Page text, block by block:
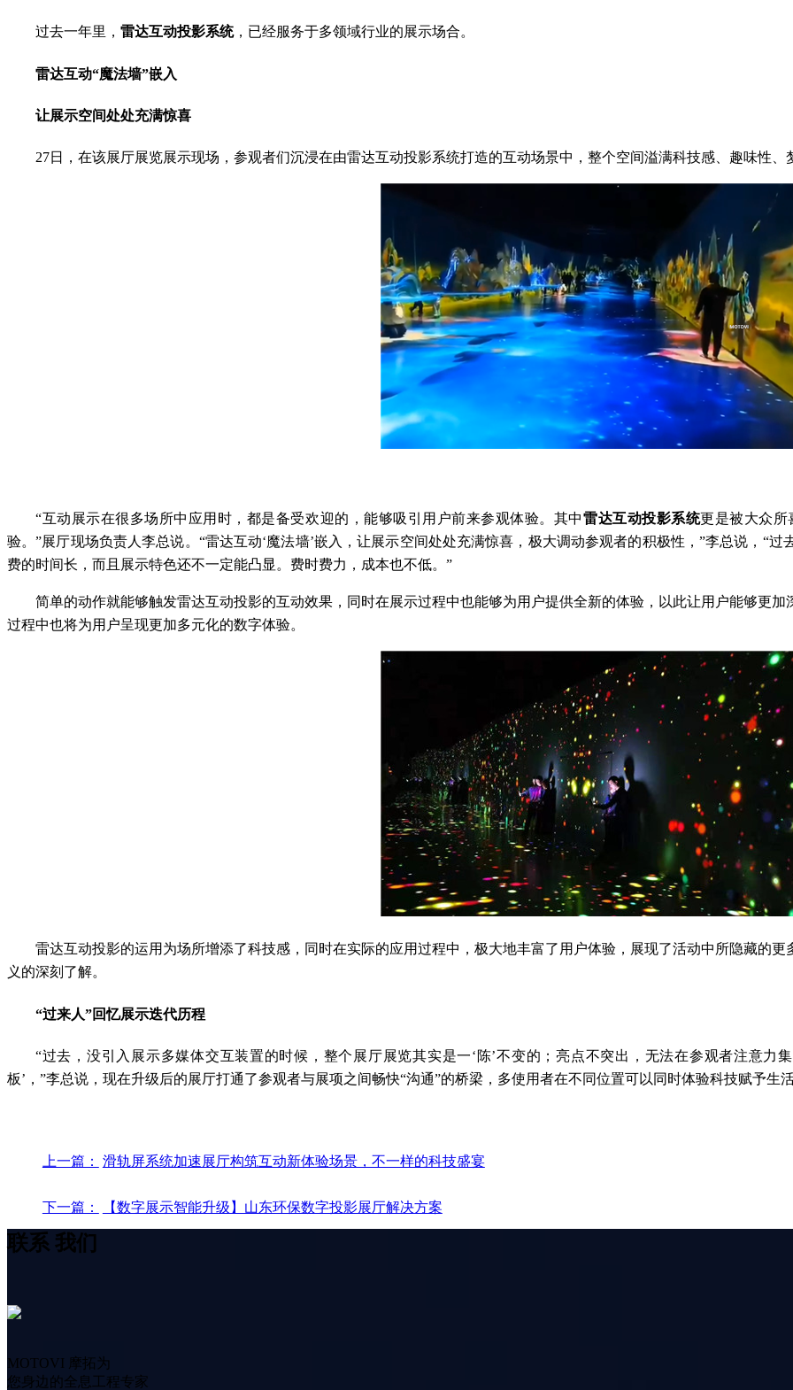
过去一年里， 雷达互动投影系统，已经服务于多领域行业的展示场合。
雷达互动“魔法墙”嵌入
让展示空间处处充满惊喜
27日，在该展厅展览展示现场，参观者们沉浸在由雷达互动投影系统打造的互动场景中，整个空间溢满科技感、趣味性、
“互动展示在很多场所中应用时，都是备受欢迎的，能够吸引用户前来参观体验。其中雷达互动投影系统更是被大众所
验。”展厅现场负责人李总说。“雷达互动‘魔法墙’嵌入，让展示空间处处充满惊喜，极大调动参观者的积极性，”李总说，“
费的时间长，而且展示特色还不一定能凸显。费时费力，成本也不低。”
简单的动作就能够触发雷达互动投影的互动效果，同时在展示过程中也能够为用户提供全新的体验，以此让用户能够更
过程中也将为用户呈现更加多元化的数字体验。
雷达互动投影的运用为场所增添了科技感，同时在实际的应用过程中，极大地丰富了用户体验，展现了活动中所隐藏的
义的深刻了解。
“过来人”回忆展示迭代历程
“过去，没引入展示多媒体交互装置的时候，整个展厅展览其实是一‘陈’不变的；亮点不突出，无法在参观者注意力
板’，”李总说，现在升级后的展厅打通了参观者与展项之间畅快“沟通”的桥梁，多使用者在不同位置可以同时体验科技赋予生
上一篇： 滑轨屏系统加速展厅构筑互动新体验场景，不一样的科技盛宴
下一篇： 【数字展示智能升级】山东环保数字投影展厅解决方案
联系 我们
MOTOVI 摩拓为
您身边的全息工程专家